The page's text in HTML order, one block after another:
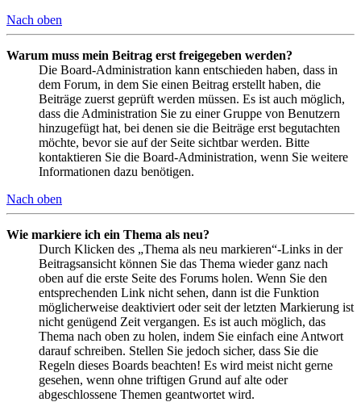
Nach oben
Warum muss mein Beitrag erst freigegeben werden?
Die Board-Administration kann entschieden haben, dass in
dem Forum, in dem Sie einen Beitrag erstellt haben, die
Beiträge zuerst geprüft werden müssen. Es ist auch möglich,
dass die Administration Sie zu einer Gruppe von Benutzern
hinzugefügt hat, bei denen sie die Beiträge erst begutachten
möchte, bevor sie auf der Seite sichtbar werden. Bitte
kontaktieren Sie die Board-Administration, wenn Sie weitere
Informationen dazu benötigen.
Nach oben
Wie markiere ich ein Thema als neu?
Durch Klicken des „Thema als neu markieren“-Links in der
Beitragsansicht können Sie das Thema wieder ganz nach
oben auf die erste Seite des Forums holen. Wenn Sie den
entsprechenden Link nicht sehen, dann ist die Funktion
möglicherweise deaktiviert oder seit der letzten Markierung ist
nicht genügend Zeit vergangen. Es ist auch möglich, das
Thema nach oben zu holen, indem Sie einfach eine Antwort
darauf schreiben. Stellen Sie jedoch sicher, dass Sie die
Regeln dieses Boards beachten! Es wird meist nicht gerne
gesehen, wenn ohne triftigen Grund auf alte oder
abgeschlossene Themen geantwortet wird.